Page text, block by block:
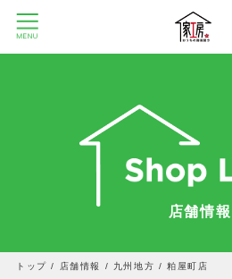
店舗情報
トップ / 店舗情報 / 九州地方 /粕屋町店